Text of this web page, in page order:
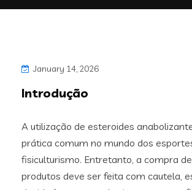
January 14, 2026
Introdução
A utilização de esteroides
prática comum no mundo dos
fisiculturismo. Entretanto, a compra
produtos deve ser feita com cautela,